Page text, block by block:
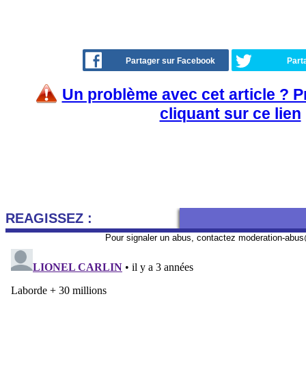
Partager sur Facebook
Un problème avec cet article ?
cliquant sur ce lien
REAGISSEZ :
Pour signaler un abus, contactez moderation-